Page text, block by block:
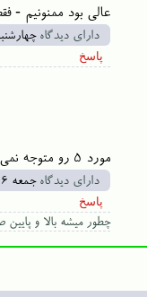
عالی بود ممنونیم -
دارای دیدگاه چهارشنبه ۳۱ تیر
مورد 5 رو متوجه نمی شم
دارای دیدگاه جمعه ۱۶ مهر ۱۴۰۰
چطور میشه بالا و